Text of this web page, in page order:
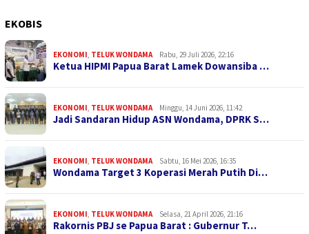
EKOBIS
EKONOMI TELUK WONDAMA Rabu, 29 Juli 2026, 22:16
Ketua HIPMI Papua Barat Lamek Dowansiba …
EKONOMI TELUK WONDAMA Minggu, 14 Juni 2026, 11:42
Jadi Sandaran Hidup ASN Wondama, DPRK S…
EKONOMI TELUK WONDAMA Sabtu, 16 Mei 2026, 16:35
Wondama Target 3 Koperasi Merah Putih Di…
EKONOMI TELUK WONDAMA Selasa, 21 April 2026, 21:16
Rakornis PBJ se Papua Barat : Gubernur T…